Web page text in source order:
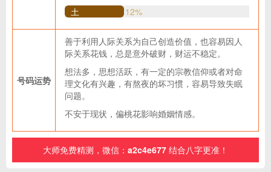
土
12%
号码运势
善于利用人际关系为自己创造价值，也容易因人
际关系花钱，总是意外破财，财运不稳定。
想法多，思想活跃，有一定的宗教信仰或者对命
理文化有兴趣，有熬夜的坏习惯，容易导致失眠
问题。
不安于现状，偏桃花影响婚姻情感。
大师免费精测，微信： a2c4e677 结合八字更准！